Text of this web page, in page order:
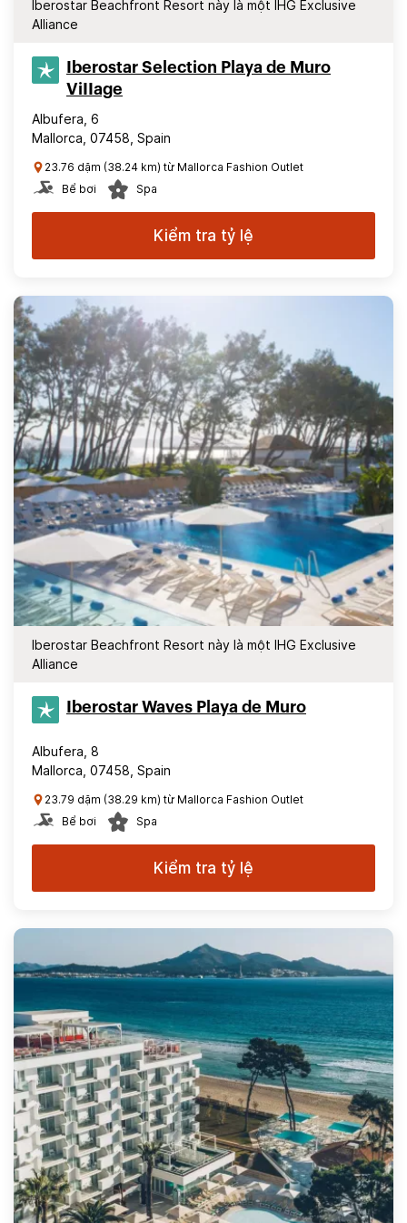
Iberostar Beachfront Resort này là một IHG Exclusive
Alliance
Iberostar Selection​ Playa de Muro
ViIIage
Albufera, 6
Mallorca, 07458, Spain
23.76 dặm (38.24 km) từ Mallorca Fashion Outlet
Bể bơi
Spa
Kiểm tra tỷ lệ
Iberostar Beachfront Resort này là một IHG Exclusive
Alliance
Iberostar Waves Playa de Muro
Albufera, 8
Mallorca, 07458, Spain
23.79 dặm (38.29 km) từ Mallorca Fashion Outlet
Bể bơi
Spa
Kiểm tra tỷ lệ